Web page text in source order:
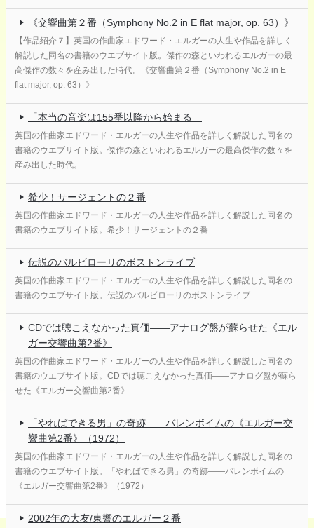
《交響曲第２番（Symphony No.2 in E flat major, op. 63）》
【作品紹介７】英国の作曲家エドワード・エルガーの人生や作品を詳しく
解説した同名の書籍のウエブサイト版。傑作の森といわれるエルガーの最
高傑作の数々を産み出した時代。《交響曲第２番（Symphony No.2 in E
flat major, op. 63）》
「本当の音楽は155番以降から始まる」
英国の作曲家エドワード・エルガーの人生や作品を詳しく解説した同名の
書籍のウエブサイト版。傑作の森といわれるエルガーの最高傑作の数々を
産み出した時代。
希少！サージェントの２番
英国の作曲家エドワード・エルガーの人生や作品を詳しく解説した同名の
書籍のウエブサイト版。希少！サージェントの２番
伝説のバルビローリのボストンライブ
英国の作曲家エドワード・エルガーの人生や作品を詳しく解説した同名の
書籍のウエブサイト版。伝説のバルビローリのボストンライブ
CDでは聴こえなかった真価――アナログ盤が蘇らせた《エル
ガー交響曲第2番》
英国の作曲家エドワード・エルガーの人生や作品を詳しく解説した同名の
書籍のウエブサイト版。CDでは聴こえなかった真価――アナログ盤が蘇ら
せた《エルガー交響曲第2番》
「やればできる男」の奇跡――バレンボイムの《エルガー交
響曲第2番》（1972）
英国の作曲家エドワード・エルガーの人生や作品を詳しく解説した同名の
書籍のウエブサイト版。「やればできる男」の奇跡――バレンボイムの
《エルガー交響曲第2番》（1972）
2002年の大友/東響のエルガー２番